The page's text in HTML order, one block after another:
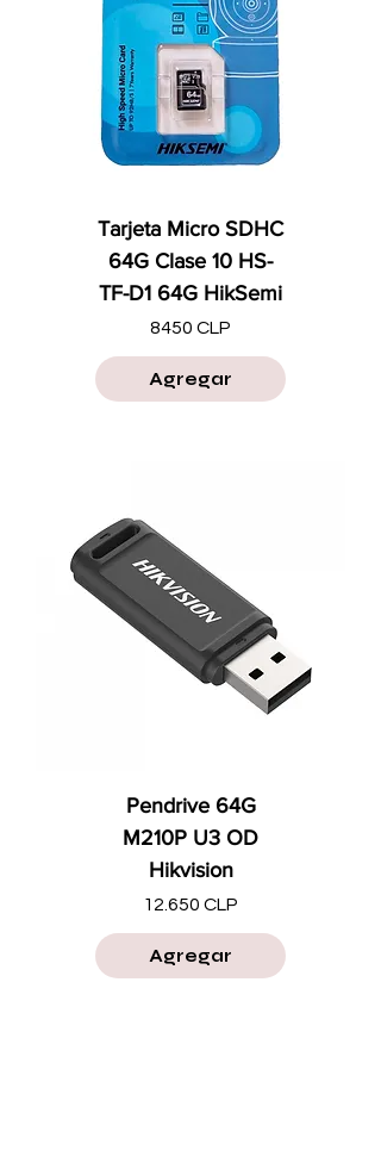
Tarjeta Micro SDHC
64G Clase 10 HS-
TF-D1 64G HikSemi
Precio
8450 CLP
Agregar
Pendrive 64G
M210P U3 OD
Hikvision
Precio
12.650 CLP
Agregar